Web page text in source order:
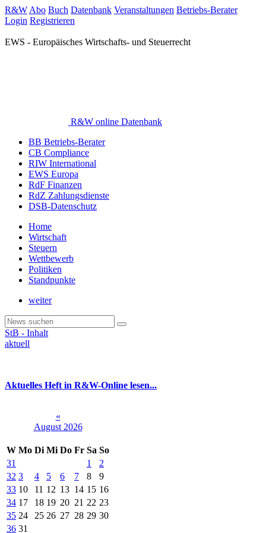
R&W Abo Buch Datenbank Veranstaltungen Betriebs-Berater
Login Registrieren
EWS - Europäisches Wirtschafts- und Steuerrecht
R&W online Datenbank
BB Betriebs-Berater
CB Compliance
RIW International
EWS Europa
RdF Finanzen
RdZ Zahlungsdienste
DSB-Datenschutz
Home
Wirtschaft
Steuern
Wettbewerb
Politiken
Standpunkte
weiter
StB - Inhalt
aktuell
Aktuelles Heft in R&W-Online lesen...
«
August 2026
W Mo Di Mi Do Fr Sa So
31
1
2
32 3 4 5 6 7 8
9
33 10 11 12 13 14 15 16
34 17 18 19 20 21 22 23
35 24 25 26 27 28 29 30
36 31